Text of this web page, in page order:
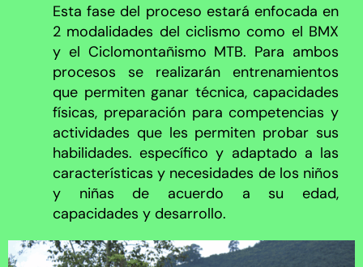
Esta fase del proceso estará enfocada en
2 modalidades del ciclismo como el BMX
y el Ciclomontañismo MTB. Para ambos
procesos se realizarán entrenamientos
que permiten ganar técnica, capacidades
físicas, preparación para competencias y
actividades que les permiten probar sus
habilidades. específico y adaptado a las
características y necesidades de los niños
y niñas de acuerdo a su edad,
capacidades y desarrollo.